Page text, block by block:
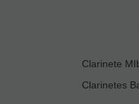
Clarinete
Clarinetes